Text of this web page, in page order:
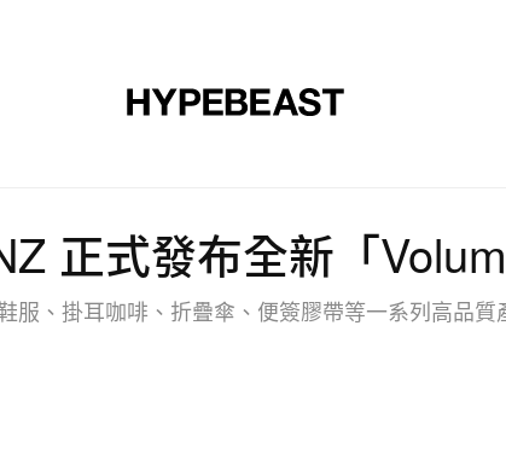
正式發布全新「
服、掛耳咖啡、折疊傘、便簽膠帶等一系列高品質